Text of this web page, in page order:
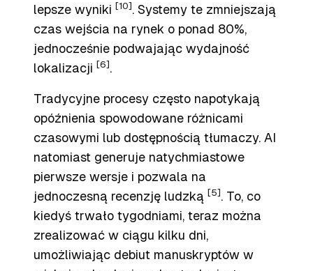
lepsze wyniki [10] . Systemy te zmniejszają
czas wejścia na rynek o ponad 80%,
jednocześnie podwajając wydajność
lokalizacji [6] .
Tradycyjne procesy często napotykają
opóźnienia spowodowane różnicami
czasowymi lub dostępnością tłumaczy. AI
natomiast generuje natychmiastowe
pierwsze wersje i pozwala na
jednoczesną recenzję ludzką [5] . To, co
kiedyś trwało tygodniami, teraz można
zrealizować w ciągu kilku dni,
umożliwiając debiut manuskryptów w